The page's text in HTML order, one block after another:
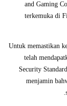
and Gaming
terkemuka di
Untuk memastikan
telah
Security
menjamin